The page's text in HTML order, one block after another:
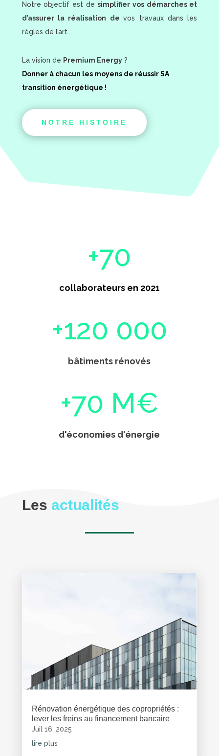
Notre objectif est desimplifier vos démarches et
d’assurer la réalisation devos travaux dans les
règles de l’art.
La vision de Premium Energy?
Donner à chacun les moyens de réussir SA
transition énergétique !
NOTRE HISTOIRE
+70
collaborateurs en 2021
+120 000
bâtiments rénovés
+70 M€
d'économies d'énergie
Les actualités
Rénovation énergétique des copropriétés :
lever les freins au financement bancaire
Juil 16, 2025
lire plus